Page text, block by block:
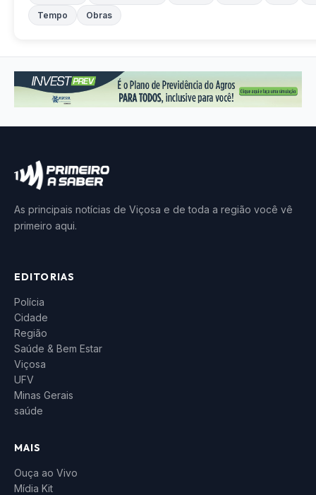
Tempo Obras
As principais notícias de Viçosa e de toda a região você vê
primeiro aqui.
EDITORIAS
Polícia
Cidade
Região
Saúde & Bem Estar
Viçosa
UFV
Minas Gerais
saúde
MAIS
Ouça ao Vivo
Mídia Kit